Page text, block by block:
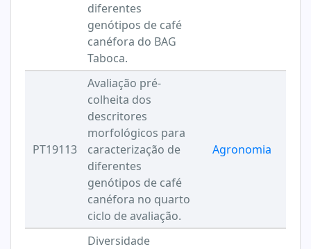
diferentes
genótipos de café
canéfora do BAG
Taboca.
PT19113
Avaliação pré-
colheita dos
descritores
morfológicos para
caracterização de
diferentes
genótipos de café
canéfora no quarto
ciclo de avaliação.
Agronomia
Diversidade